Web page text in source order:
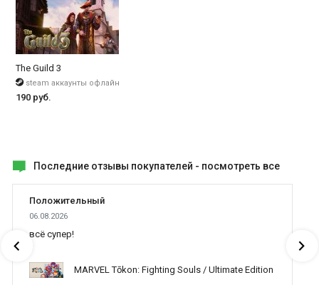
The Guild 3
steam аккаунты офлайн
190 руб.
Последние отзывы покупателей - посмотреть все
Положительный
06.08.2026
всё супер!
MARVEL Tōkon: Fighting Souls / Ultimate Edition